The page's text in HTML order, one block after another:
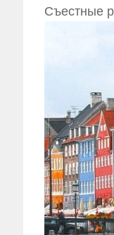
Съестные